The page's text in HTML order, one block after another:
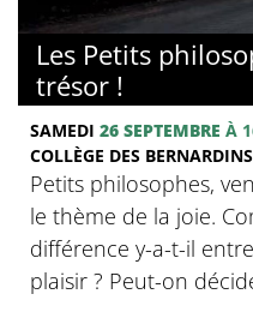
Les Petits
trésor !
SAMEDI 26 SEPTEMBRE À
COLLÈGE DES BERNARDINS
Petits philosophes,
le thème de la joie.
différence y-a-t-il
plaisir ? Peut-on